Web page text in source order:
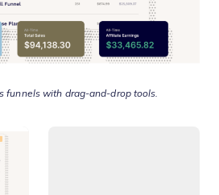
funnels with drag-and-drop tools.